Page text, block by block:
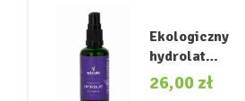
Ekologiczny
hydrolat
akacjowy.
26,00 zł